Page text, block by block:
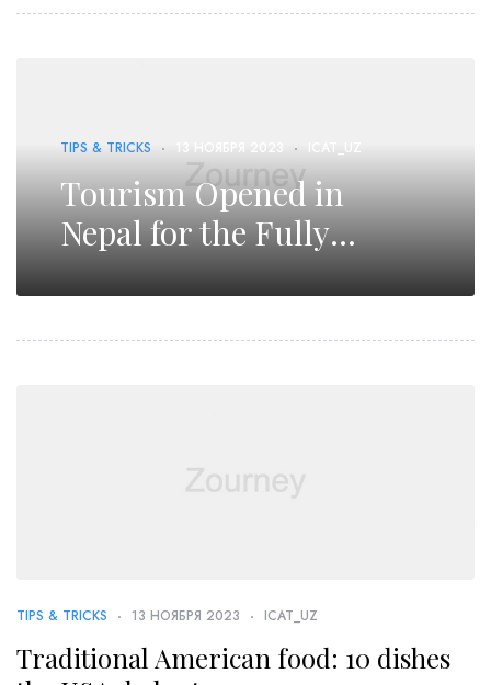
TIPS & TRICKS 13 НОЯБРЯ 2023 ICAT_UZ
Tourism Opened in
Nepal for the Fully
Vaccinated Tourists
TIPS & TRICKS 13 НОЯБРЯ 2023 ICAT_UZ
Traditional American food: 10 dishes